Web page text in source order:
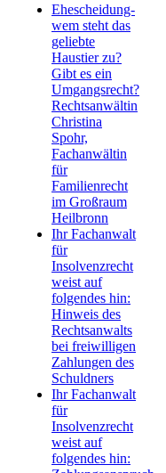
Ehescheidung-
wem steht das
geliebte
Haustier zu?
Gibt es ein
Umgangsrecht?
Rechtsanwältin
Christina
Spohr,
Fachanwältin
für
Familienrecht
im Großraum
Heilbronn
Ihr Fachanwalt
für
Insolvenzrecht
weist auf
folgendes hin:
Hinweis des
Rechtsanwalts
bei freiwilligen
Zahlungen des
Schuldners
Ihr Fachanwalt
für
Insolvenzrecht
weist auf
folgendes hin: